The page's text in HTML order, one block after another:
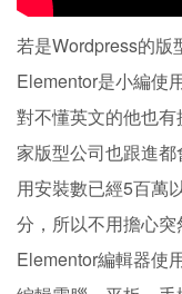
若是Wordpress的版
Elementor是小編使
對不懂英文的他也
家版型公司也跟進
用安裝數已經5百萬
分，所以不用擔心突
Elementor編輯器使